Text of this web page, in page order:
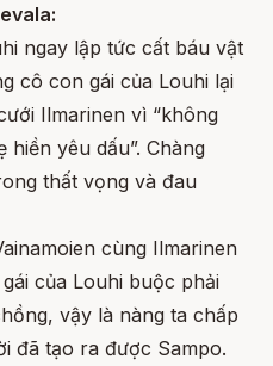
ngay lập tức cất báu vật
cô con gái của Louhi lại
Ilmarinen vì “không
yêu dấu”. Chàng
thất vọng và đau
cùng Ilmarinen
của Louhi buộc phải
vậy là nàng ta chấp
đã tạo ra được Sampo.